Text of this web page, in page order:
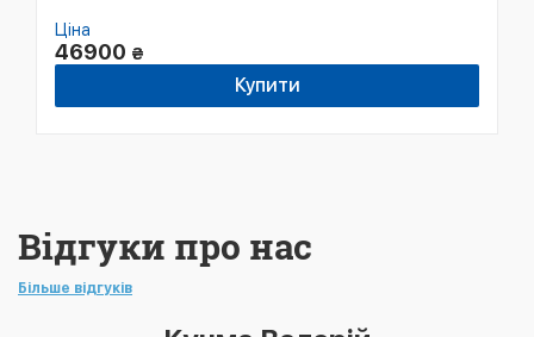
Ціна
46900 ₴
Купити
Відгуки про нас
Більше відгуків